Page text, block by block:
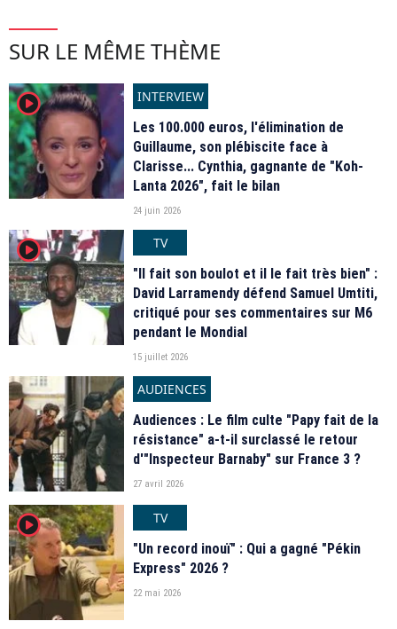
SUR LE MÊME THÈME
player2
INTERVIEW
Les 100.000 euros, l'élimination de
Guillaume, son plébiscite face à
Clarisse... Cynthia, gagnante de "Koh-
Lanta 2026", fait le bilan
24 juin 2026
player2
TV
"Il fait son boulot et il le fait très bien" :
David Larramendy défend Samuel Umtiti,
critiqué pour ses commentaires sur M6
pendant le Mondial
15 juillet 2026
AUDIENCES
Audiences : Le film culte "Papy fait de la
résistance" a-t-il surclassé le retour
d'"Inspecteur Barnaby" sur France 3 ?
27 avril 2026
player2
TV
"Un record inouï" : Qui a gagné "Pékin
Express" 2026 ?
22 mai 2026